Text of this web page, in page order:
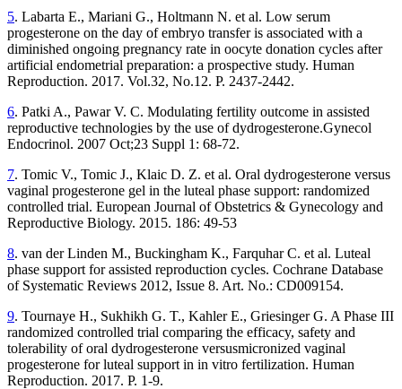
5. Labarta E., Mariani G., Holtmann N. et al. Low serum
progesterone on the day of embryo transfer is associated with a
diminished ongoing pregnancy rate in oocyte donation cycles after
artificial endometrial preparation: a prospective study. Human
Reproduction. 2017. Vol.32, No.12. P. 2437-2442.
6. Patki A., Pawar V. C. Modulating fertility outcome in assisted
reproductive technologies by the use of dydrogesterone.Gynecol
Endocrinol. 2007 Oct;23 Suppl 1: 68-72.
7. Tomic V., Tomic J., Klaic D. Z. et al. Oral dydrogesterone versus
vaginal progesterone gel in the luteal phase support: randomized
controlled trial. European Journal of Obstetrics & Gynecology and
Reproductive Biology. 2015. 186: 49-53
8. van der Linden M., Buckingham K., Farquhar C. et al. Luteal
phase support for assisted reproduction cycles. Cochrane Database
of Systematic Reviews 2012, Issue 8. Art. No.: CD009154.
9. Tournaye H., Sukhikh G. T., Kahler E., Griesinger G. A Phase III
randomized controlled trial comparing the efficacy, safety and
tolerability of oral dydrogesterone versusmicronized vaginal
progesterone for luteal support in in vitro fertilization. Human
Reproduction. 2017. P. 1-9.